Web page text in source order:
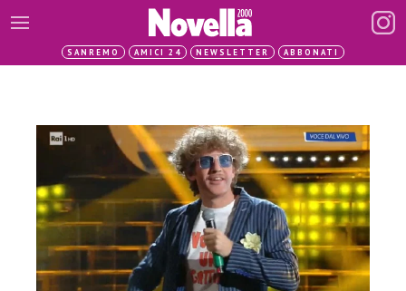
SANREMO AMICI 24 NEWSLETTER ABBONATI